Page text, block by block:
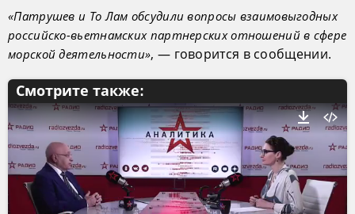
«Патрушев и То Лам обсудили вопросы взаимовыгодных
российско-вьетнамских партнерских отношений в сфере
морской деятельности», — говорится в сообщении.
Смотрите также: